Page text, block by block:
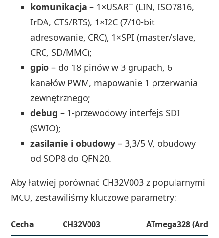
komunikacja – 1×USART (LIN, ISO7816,
IrDA, CTS/RTS), 1×I2C (7/10‑bit
adresowanie, CRC), 1×SPI (master/slave,
CRC, SD/MMC);
gpio – do 18 pinów w 3 grupach, 6
kanałów PWM, mapowanie 1 przerwania
zewnętrznego;
debug – 1‑przewodowy interfejs SDI
(SWIO);
zasilanie i obudowy – 3,3/5 V, obudowy
od SOP8 do QFN20.
Aby łatwiej porównać CH32V003 z popularnymi
MCU, zestawiliśmy kluczowe parametry:
Cecha CH32V003
ATmega328